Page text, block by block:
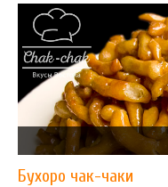
Бухоро чак-чаки